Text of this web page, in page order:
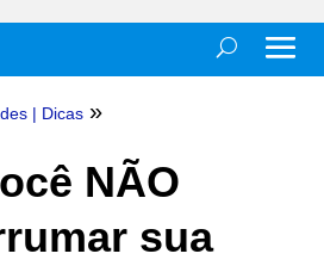
| Dicas »
NÃO
sua